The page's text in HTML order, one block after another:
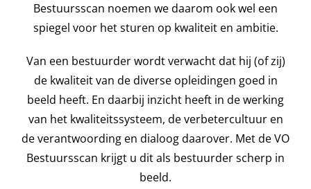
Bestuursscan noemen we daarom ook wel een
spiegel voor het sturen op kwaliteit en ambitie.
Van een bestuurder wordt verwacht dat hij (of zij)
de kwaliteit van de diverse opleidingen goed in
beeld heeft. En daarbij inzicht heeft in de werking
van het kwaliteitssysteem, de verbetercultuur en
de verantwoording en dialoog daarover. Met de VO
Bestuursscan krijgt u dit als bestuurder scherp in
beeld.